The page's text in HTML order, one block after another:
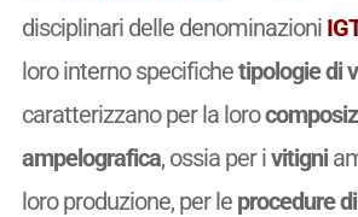
disciplinari delle denominazioni
loro interno specifichetipologie di
caratterizzano per la loro
ampelografica, ossia per ivitigni
loro produzione, per le procedure